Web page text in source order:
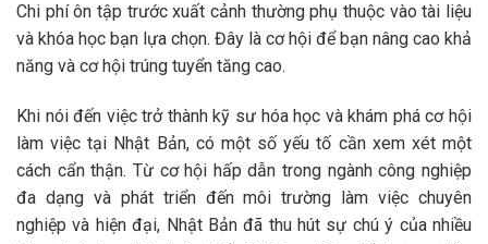
Chi phí ôn tập trước xuất cảnh thường phụ thuộc vào tài liệu
và khóa học bạn lựa chọn. Đây là cơ hội để bạn nâng cao khả
năng và cơ hội trúng tuyển tăng cao.
Khi nói đến việc trở thành kỹ sư hóa học và khám phá cơ hội
làm việc tại Nhật Bản, có một số yếu tố cần xem xét một
cách cẩn thận. Từ cơ hội hấp dẫn trong ngành công nghiệp
đa dạng và phát triển đến môi trường làm việc chuyên
nghiệp và hiện đại, Nhật Bản đã thu hút sự chú ý của nhiều